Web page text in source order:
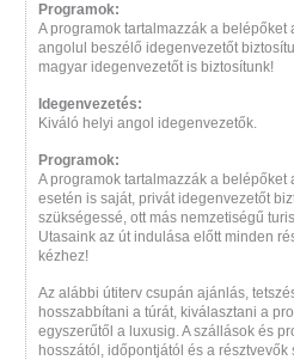
Programok:
A programok tartalmazzák a belépőket
angolul beszélő idegenvezetőt
magyar idegenvezetőt is biztosítunk!
Idegenvezetés:
Kiváló helyi angol idegenvezetők.
Programok:
A programok tartalmazzák a belépőket
esetén is saját, privát idegenvezetőt
szükségessé, ott más nemzetiségű
Utasaink az út indulása előtt minden
kézhez!
Az alábbi útiterv csupán ajánlás,
hosszabbítani a túrát, kiválasztani a
egyszerűtől a luxusig. A szállások és
hosszától, időpontjától és a